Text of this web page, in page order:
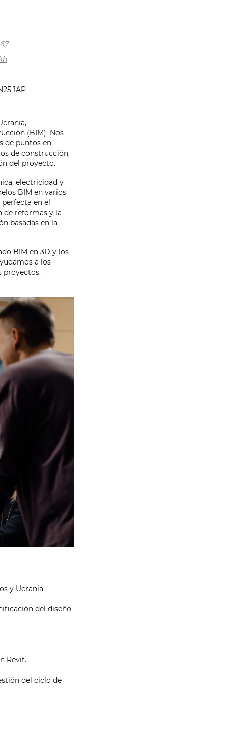
1AP
(BIM). Nos
de puntos en
de construcción,
del proyecto.
electricidad y
BIM en varios
en el
de reformas y la
basadas en la
BIM en 3D y los
a los
proyectos.
y Ucrania.
del diseño
Revit.
del ciclo de